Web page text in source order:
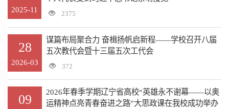
2025-11 2375
28
2026-03
谋篇布局聚合力 奋楫扬帆启新程——学校召开八届
五次教代会暨十三届五次工代会
372
09
2026年春季学期辽宁省高校“英雄永不谢幕——以奥
运精神点亮青春奋进之路”大思政课在我校成功举办